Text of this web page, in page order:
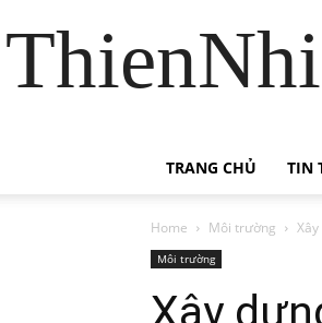
TRANG CHỦ TIN
Home Môi trường
Môi trường
Xây